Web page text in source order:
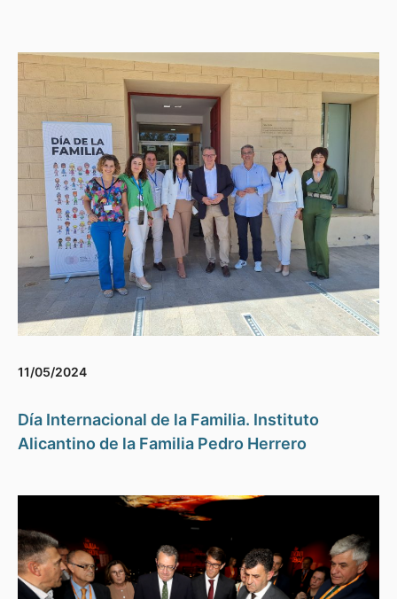
11/05/2024
Día Internacional de la Familia. Instituto
Alicantino de la Familia Pedro Herrero